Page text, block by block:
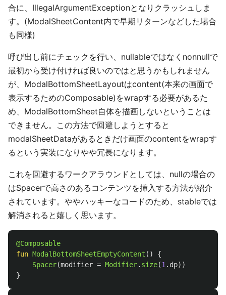
合に、IllegalArgumentExceptionとなりクラッシュしま
す。(ModalSheetContent内で早期リターンなどした場合
も同様)
呼び出し前にチェックを行い、nullableではなくnonnullで
最初から受け付ければ良いのではと思うかもしれません
が、ModalBottomSheetLayoutはcontent(本来の画面で
表示するためのComposable)をwrapする必要があるた
め、ModalBottomSheet自体を描画しないということは
できません。この方法で回避しようとすると
modalSheetDataがあるときだけ画面のcontentをwrapす
るという実装になりやや冗長になります。
これを回避するワークアラウンドとしては、nullの場合の
はSpacerで高さのあるコンテンツを挿入する方法が紹介
されています。ややハッキーなコードのため、stableでは
解消されると嬉しく思います。
@Composable
fun ModalBottomSheetEmptyContent ()
{
Spacer(modifier = Modifier. size(1 . dp))
}